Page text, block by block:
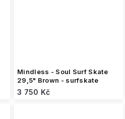
Mindless - Soul Surf Skate
29,5" Brown - surfskate
3 750 Kč